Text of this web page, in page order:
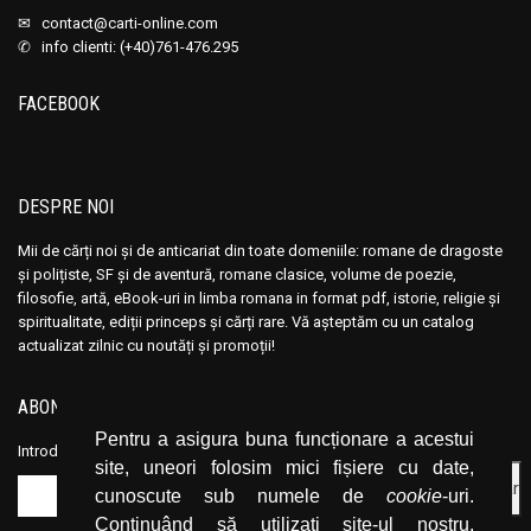
Pentru a asigura buna funcționare a acestui
site, uneori folosim mici fișiere cu date,
cunoscute sub numele de cookie-uri.
Continuând să utilizați site-ul nostru,
Anatole France
Anatolie Panis
Andre Bejin
Andre Castelot
Andre Clot
Andre Felibien
Andre Leroi-Gourhan
Andre Theuriet
Andre Vauchez
Anatole France
Anatolie Panis
Andre Bejin
Andre Castelot
Andre Clot
Andre Felibien
Andre Leroi-Gourhan
Andre Theuriet
Andre Vauchez
✉ contact@carti-online.com
✆ info clienti: (+40)761-476.295
FACEBOOK
DESPRE NOI
Mii de cărți noi și de anticariat din toate domeniile: romane de dragoste
și polițiste, SF și de aventură, romane clasice, volume de poezie,
filosofie, artă, eBook-uri in limba romana in format pdf, istorie, religie și
spiritualitate, ediții princeps și cărți rare. Vă așteptăm cu un catalog
actualizat zilnic cu noutăți și promoții!
ABONEAZĂ-TE LA NEWSLETTER
Introduceți adresa dvs. de email și dați click pe butonul de abonare.